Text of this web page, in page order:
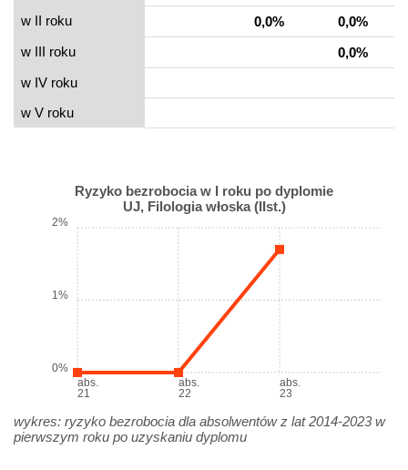
w II roku
0,0%
0,0%
w III roku
0,0%
w IV roku
w V roku
Ryzyko bezrobocia w I roku po dyplomie
UJ, Filologia włoska (IIst.)
abs.
21
abs.
22
abs.
23
0%
1%
2%
wykres: ryzyko bezrobocia dla absolwentów z lat 2014-2023 w
pierwszym roku po uzyskaniu dyplomu